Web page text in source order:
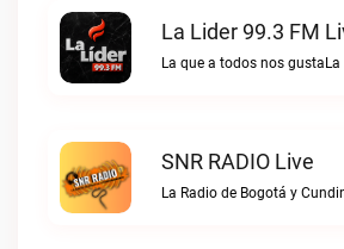
La Lider 99.3 FM
La que a todos nos
SNR RADIO Live